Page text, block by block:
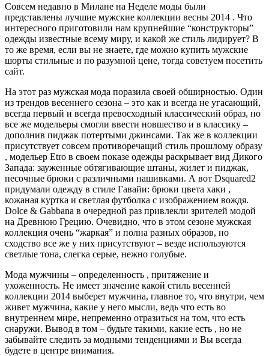
Совсем недавно в Милане на Неделе моды были
представлены лучшие мужские коллекции весны 2014 . Что
интересного приготовили нам крупнейшие “конструкторы”
одежды известные всему миру, и какой же стиль лидирует? В
то же время, если вы не знаете, где можно купить мужские
шорты стильные и по разумной цене, тогда советуем посетить
сайт.
На этот раз мужская мода поразила своей обширностью. Один
из трендов весеннего сезона – это как и всегда не угасающий,
всегда первый и всегда превосходный классический образ, но
все же модельеры смогли ввести новшество и в классику –
дополнив пиджак потертыми джинсами. Так же в коллекции
присутствует совсем противоречащий стиль прошлому образу
, модельер Etro в своем показе одежды раскрывает вид Дикого
Запада: зауженные обтягивающие штаны, жилет и пиджак,
песочные брюки с различными нашивками. А вот Dsquared2
придумали одежду в стиле Гавайи: брюки цвета хаки ,
кожаная куртка и светлая футболка с изображением вождя.
Dolce & Gabbana в очередной раз привлекли зрителей модой
на Древнюю Грецию. Очевидно, что в этом сезоне мужская
коллекция очень “жаркая” и полна разных образов, но
сходство все же у них присутствуют – везде используются
светлые тона, слегка серые, нежно голубые.
Мода мужчины – определенность , притяжение и
ухоженность. Не имеет значение какой стиль весенней
коллекции 2014 выберет мужчина, главное то, что внутри, чем
живет мужчина, какие у него мысли, ведь что есть во
внутреннем мире, непременно отразиться на том, что есть
снаружи. Вывод в том – будьте такими, какие есть , но не
забывайте следить за модными тенденциями и Вы всегда
будете в центре внимания.